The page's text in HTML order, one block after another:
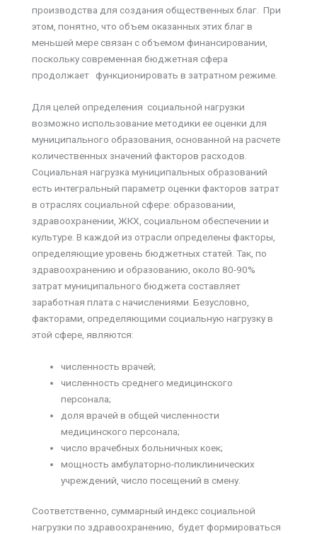
производства для создания общественных благ. При
этом, понятно, что объем оказанных этих благ в
меньшей мере связан с объемом финансировании,
поскольку современная бюджетная сфера
продолжает функционировать в затратном режиме.
Для целей определения социальной нагрузки
возможно использование методики ее оценки для
муниципального образования, основанной на расчете
количественных значений факторов расходов.
Социальная нагрузка муниципальных образований
есть интегральный параметр оценки факторов затрат
в отраслях социальной сфере: образовании,
здравоохранении, ЖКХ, социальном обеспечении и
культуре. В каждой из отрасли определены факторы,
определяющие уровень бюджетных статей. Так, по
здравоохранению и образованию, около 80-90%
затрат муниципального бюджета составляет
заработная плата с начислениями. Безусловно,
факторами, определяющими социальную нагрузку в
этой сфере, являются:
численность врачей;
численность среднего медицинского
персонала;
доля врачей в общей численности
медицинского персонала;
число врачебных больничных коек;
мощность амбулаторно-поликлинических
учреждений, число посещений в смену.
Соответственно, суммарный индекс социальной
нагрузки по здравоохранению, будет формироваться